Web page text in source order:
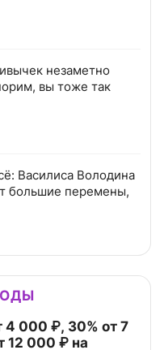
незаметно
вы тоже так
Василиса Володина
большие перемены,
4 000 ₽, 30% от 7
12 000 ₽ на